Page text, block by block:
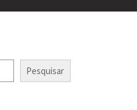
Pesquisar